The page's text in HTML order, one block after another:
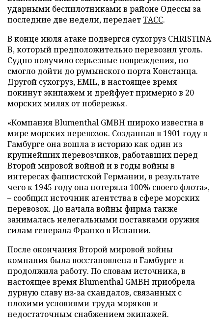
ударными беспилотниками в районе Одессы за
последние две недели, передаетТАСС.
В конце июля атаке подвергся сухогруз CHRISTINA
B, который предположительно перевозил уголь.
Судно получило серьезные повреждения, но
смогло дойти до румынского порта Констанца.
Другой сухогруз, EMIL, в настоящее время
покинут экипажем и дрейфует примерно в 20
морских милях от побережья.
«Компания Blumenthal GMBH широко известна в
мире морских перевозок. Созданная в 1901 году в
Гамбурге она вошла в историю как один из
крупнейших перевозчиков, работавших перед
Второй мировой войной и в годы войны в
интересах фашистской Германии, в результате
чего к 1945 году она потеряла 100% своего флота»,
– сообщил источник агентства в сфере морских
перевозок. До начала войны фирма также
занималась нелегальными поставками оружия
силам генерала Франко в Испании.
После окончания Второй мировой войны
компания была восстановлена в Гамбурге и
продолжила работу. По словам источника, в
настоящее время Blumenthal GMBH приобрела
дурную славу из-за скандалов, связанных с
плохими условиями труда моряков и
недостаточным снабжением экипажей.